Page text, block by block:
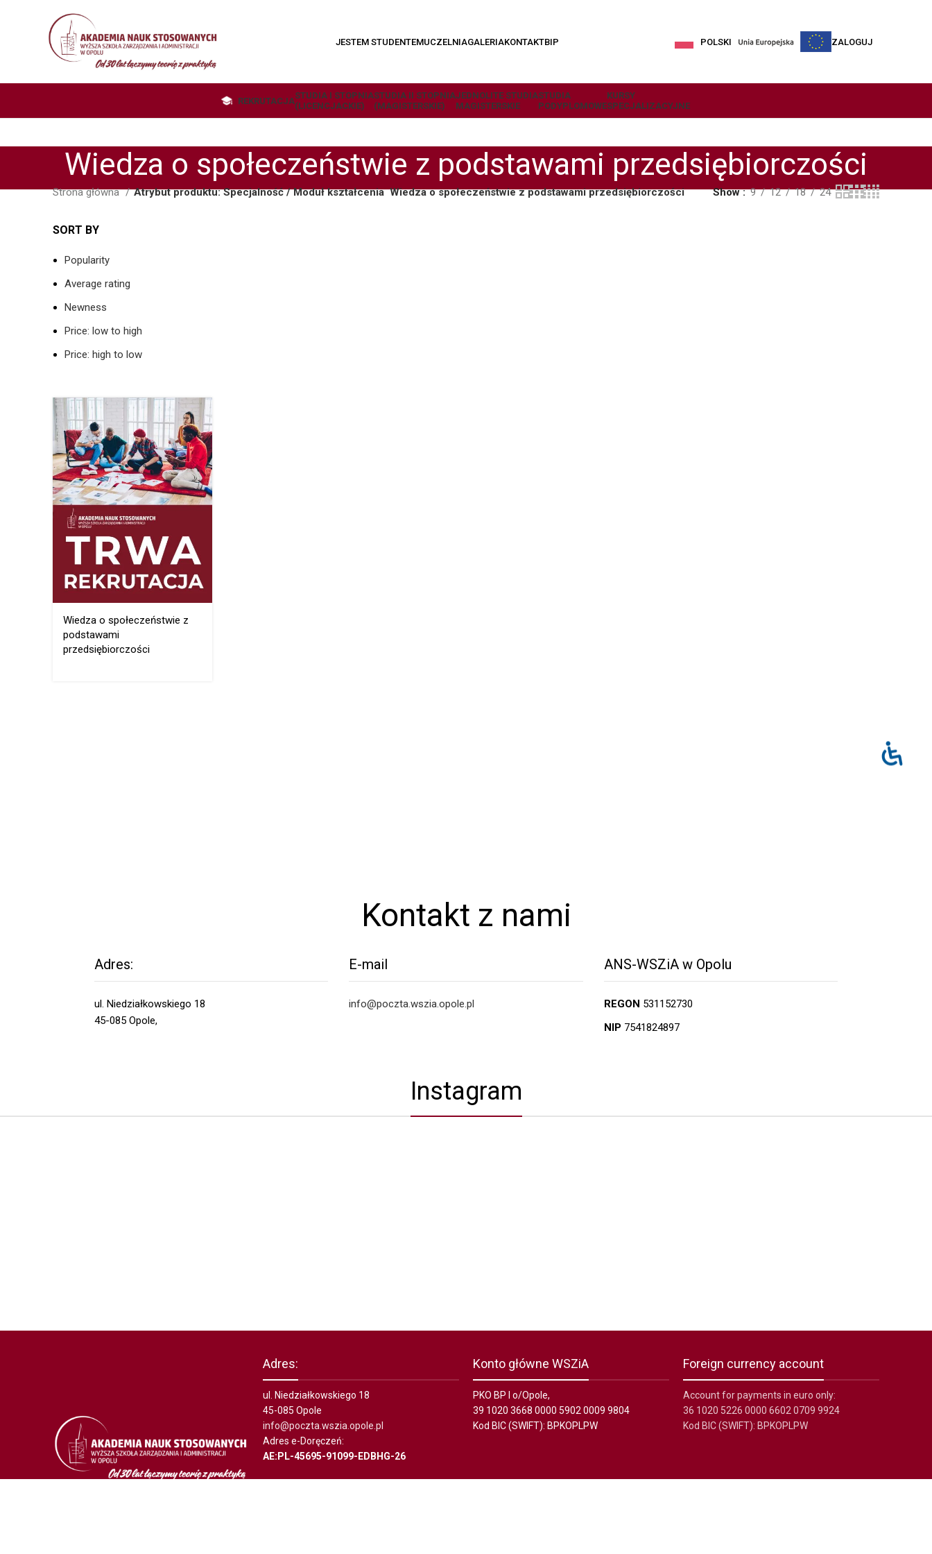
JESTEM STUDENTEMUCZELNIAGALERIAKONTAKTBIP POLSKI ZALOGUJ
REKRUTACJASTUDIA I STOPNIA
(LICENCJACKIE)
STUDIA II STOPNIA
(MAGISTERSKIE)
JEDNOLITE STUDIA
MAGISTERSKIE
STUDIA
PODYPLOMOWE
KURSY
SPECJALIZACYJNE
Wiedza o społeczeństwie z podstawami przedsiębiorczości
Strona główna Atrybut produktu: Specjalność / Moduł kształcenia Wiedza o społeczeństwie z podstawami przedsiębiorczości Show 9 12 18 24
SORT BY
Popularity
Average rating
Newness
Price: low to high
Price: high to low
Wiedza o społeczeństwie z
podstawami
przedsiębiorczości
Kontakt z nami
Adres:
ul. Niedziałkowskiego 18
45-085 Opole,
E-mail
info@poczta.wszia.opole.pl
ANS-WSZiA w Opolu
REGON 531152730
NIP 7541824897
Instagram
Adres:
ul. Niedziałkowskiego 18
45-085 Opole
info@poczta.wszia.opole.pl
Adres e-Doręczeń:
AE:PL-45695-91099-EDBHG-26
Konto główne WSZiA
PKO BP I o/Opole,
39 1020 3668 0000 5902 0009 9804
Kod BIC (SWIFT): BPKOPLPW
Foreign currency account
Account for payments in euro only:
36 1020 5226 0000 6602 0709 9924
Kod BIC (SWIFT): BPKOPLPW